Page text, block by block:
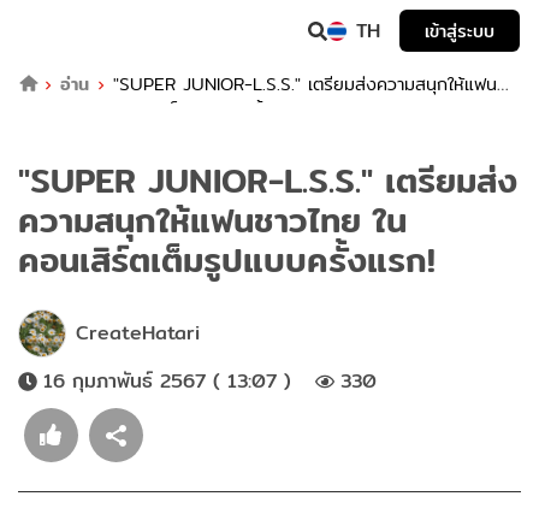
TH
เข้าสู่ระบบ
อ่าน
"SUPER JUNIOR-L.S.S." เตรียมส่งความสนุกให้แฟน
ชาวไทย ในคอนเสิร์ตเต็มรูปแบบครั้งแรก!
"SUPER JUNIOR-L.S.S." เตรียมส่ง
ความสนุกให้แฟนชาวไทย ใน
คอนเสิร์ตเต็มรูปแบบครั้งแรก!
CreateHatari
16 กุมภาพันธ์ 2567 ( 13:07 )
330